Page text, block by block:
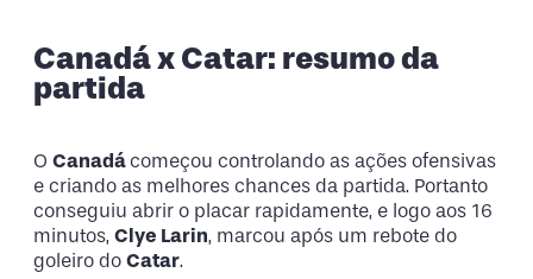
Canadá x Catar: resumo da
partida
O Canadácomeçou controlando as ações ofensivas
e criando as melhores chances da partida. Portanto
conseguiu abrir o placar rapidamente, e logo aos 16
minutos, Clye Larin, marcou após um rebote do
goleiro do Catar.